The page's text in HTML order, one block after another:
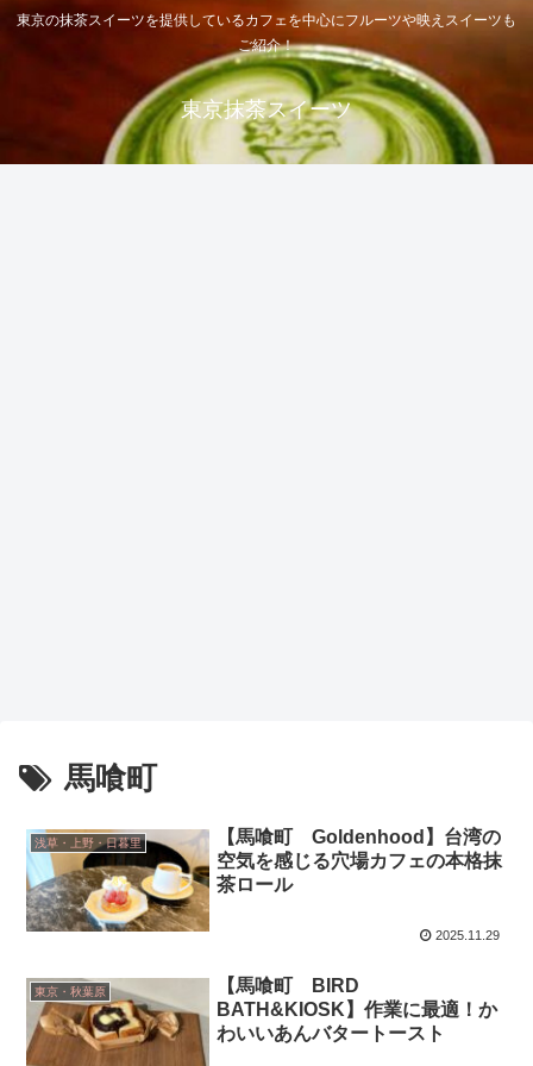
東京の抹茶スイーツを提供しているカフェを中心にフルーツや映えスイーツも
ご紹介！
東京抹茶スイーツ
馬喰町
浅草・上野・日暮里
【馬喰町 Goldenhood】台湾の
空気を感じる穴場カフェの本格抹
茶ロール
2025.11.29
東京・秋葉原
【馬喰町 BIRD
BATH&KIOSK】作業に最適！か
わいいあんバタートースト